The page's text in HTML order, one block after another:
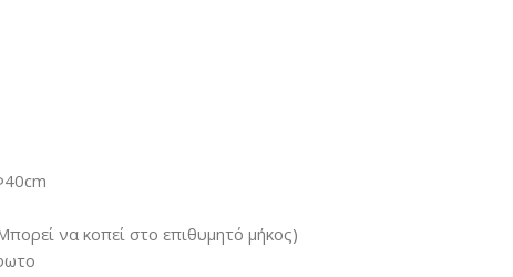
να κοπεί στο επιθυμητό μήκος)